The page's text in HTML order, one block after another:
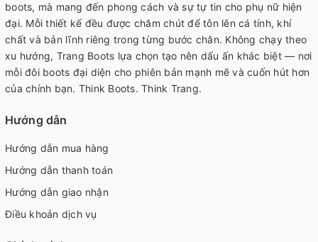
boots, mà mang đến phong cách và sự tự tin cho phụ nữ hiện
đại. Mỗi thiết kế đều được chăm chút để tôn lên cá tính, khí
chất và bản lĩnh riêng trong từng bước chân. Không chạy theo
xu hướng, Trang Boots lựa chọn tạo nên dấu ấn khác biệt — nơi
mỗi đôi boots đại diện cho phiên bản mạnh mẽ và cuốn hút hơn
của chính bạn. Think Boots. Think Trang.
Hướng dẫn
Hướng dẫn mua hàng
Hướng dẫn thanh toán
Hướng dẫn giao nhận
Điều khoản dịch vụ